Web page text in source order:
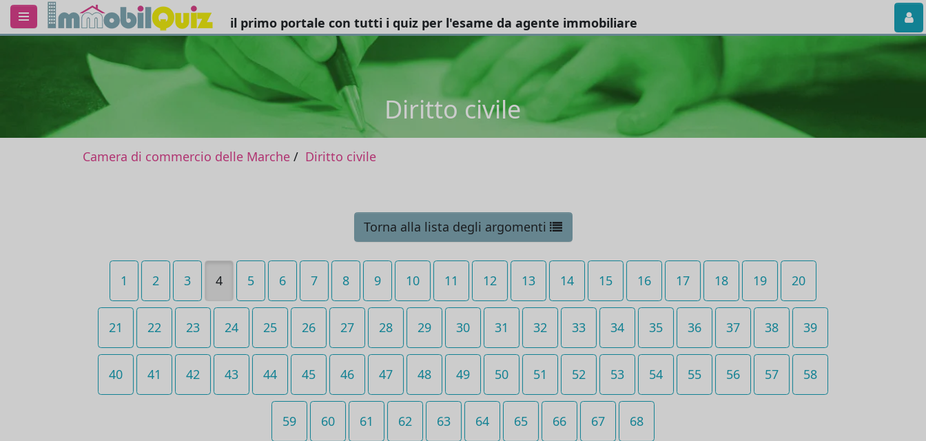
il primo portale con tutti i quiz per l'esame da agente immobiliare
Diritto civile
Camera di commercio delle Marche Diritto civile
Torna alla lista degli argomenti
1 2 3 4 5 6 7 8 9 10 11 12 13 14 15 16 17 18 19 20
21 22 23 24 25 26 27 28 29 30 31 32 33 34 35 36 37 38 39
40 41 42 43 44 45 46 47 48 49 50 51 52 53 54 55 56 57 58
59 60 61 62 63 64 65 66 67 68